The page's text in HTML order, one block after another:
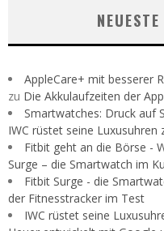
AppleCare+ mit besserer
zu Die Akkulaufzeiten der
Smartwatches: Druck auf
IWC rüstet seine
Fitbit geht an die Börse -
Surge – die Smartwatch im
Fitbit Surge - die
der Fitnesstracker im Test
IWC rüstet seine